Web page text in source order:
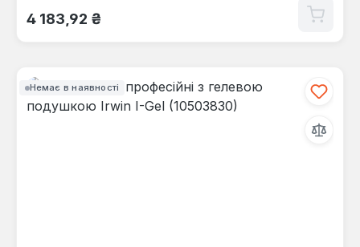
Звичайна ціна:
4 183,92 ₴
Немає в наявності